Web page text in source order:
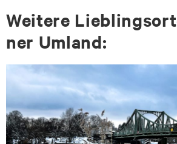
Wei­te­re
ner Um­land: